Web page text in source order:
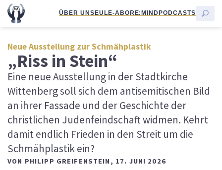
ÜBER UNSEULE-ABORE:MINDPODCASTS
Neue Ausstellung zur Schmähplastik
„Riss in Stein“
Eine neue Ausstellung in der Stadtkirche
Wittenberg soll sich dem antisemitischen Bild
an ihrer Fassade und der Geschichte der
christlichen Judenfeindschaft widmen. Kehrt
damit endlich Frieden in den Streit um die
Schmähplastik ein?
VON PHILIPP GREIFENSTEIN , 17. JUNI 2026